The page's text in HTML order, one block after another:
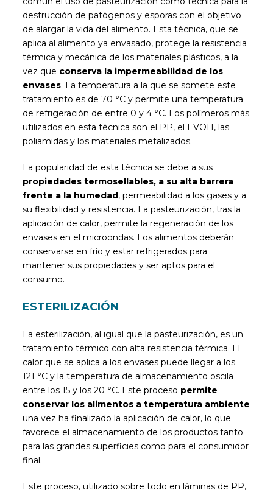
destrucción de patógenos y esporas con el objetivo
de alargar la vida del alimento. Esta técnica, que se
aplica al alimento ya envasado, protege la resistencia
térmica y mecánica de los materiales plásticos, a la
vez que conserva la impermeabilidad de los
envases. La temperatura a la que se somete este
tratamiento es de 70 °C y permite una temperatura
de refrigeración de entre 0 y 4 °C. Los polímeros más
utilizados en esta técnica son el PP, el EVOH, las
poliamidas y los materiales metalizados.
La popularidad de esta técnica se debe a sus
propiedades termosellables, a su alta barrera
frente a la humedad , permeabilidad a los gases y a
su flexibilidad y resistencia. La pasteurización, tras la
aplicación de calor, permite la regeneración de los
envases en el microondas. Los alimentos deberán
conservarse en frío y estar refrigerados para
mantener sus propiedades y ser aptos para el
consumo.
ESTERILIZACIÓN
La esterilización, al igual que la pasteurización, es un
tratamiento térmico con alta resistencia térmica. El
calor que se aplica a los envases puede llegar a los
121 °C y la temperatura de almacenamiento oscila
entre los 15 y los 20 °C. Este proceso permite
conservar los alimentos a temperatura ambiente
una vez ha finalizado la aplicación de calor, lo que
favorece el almacenamiento de los productos tanto
para las grandes superficies como para el consumidor
final.
Este proceso, utilizado sobre todo en láminas de PP,